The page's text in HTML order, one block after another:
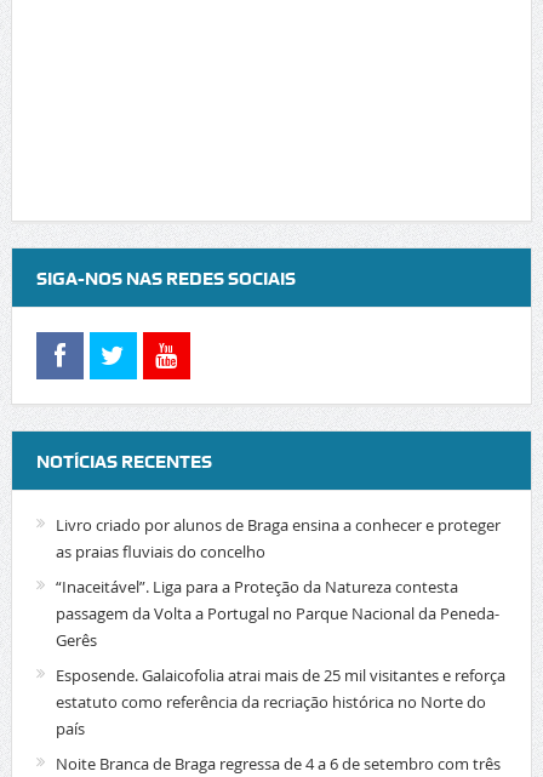
SIGA-NOS NAS REDES SOCIAIS
NOTÍCIAS RECENTES
Livro criado por alunos de Braga ensina a conhecer e proteger
as praias fluviais do concelho
“Inaceitável”. Liga para a Proteção da Natureza contesta
passagem da Volta a Portugal no Parque Nacional da Peneda-
Gerês
Esposende. Galaicofolia atrai mais de 25 mil visitantes e reforça
estatuto como referência da recriação histórica no Norte do
país
Noite Branca de Braga regressa de 4 a 6 de setembro com três